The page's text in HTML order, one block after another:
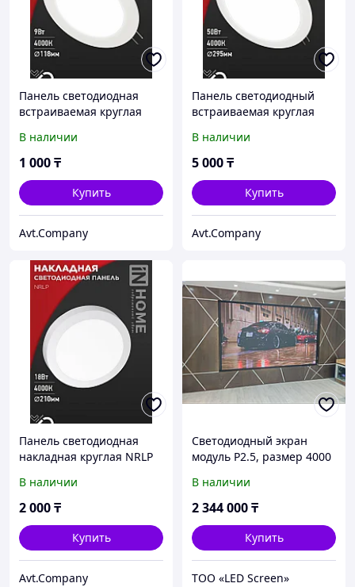
Панель светодиодная
встраиваемая круглая
630Лм 118мм белая IP40
IN HOME
В наличии
1 000₸
Купить
Avt.Company
Панель светодиодный
встраиваемая круглая
4000Лм 295мм белая IP40
IN HOME
В наличии
5 000₸
Купить
Avt.Company
Панель светодиодная
накладная круглая NRLP
210мм белая IP40 IN
HOME
В наличии
2 000₸
Купить
Avt.Company
Светодиодный экран
модуль P2.5, размер 4000
В наличии
2 344 000₸
Купить
ТОО «LED Screen»